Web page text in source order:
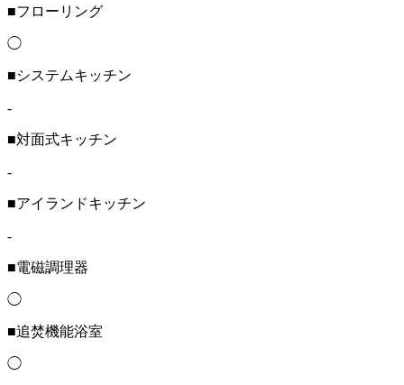
■フローリング
◯
■システムキッチン
-
■対面式キッチン
-
■アイランドキッチン
-
■電磁調理器
◯
■追焚機能浴室
◯